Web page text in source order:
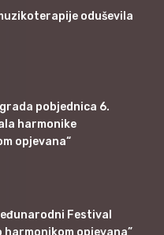
oduševila
pobjednica 6.
harmonike
opjevana“
Festival
harmonikom opjevana”